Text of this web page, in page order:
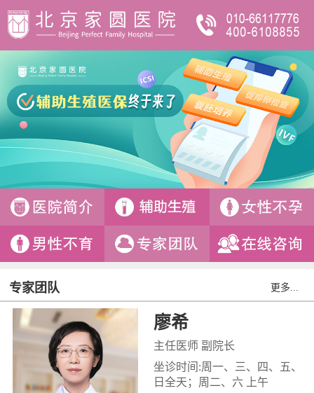
专家团队 更多...
廖希
主任医师 副院长
坐诊时间:周一、三、四、五、
日全天；周二、六 上午